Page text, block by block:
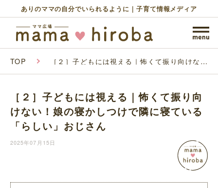
ありのママの自分でいられるように｜子育て情報メディア
TOP ［２］子どもには視える｜怖くて振り向けな
おじさん
［２］子どもには視える｜怖くて振り向
けない！娘の寝かしつけで隣に寝ている
「らしい」おじさん
2025年07月15日